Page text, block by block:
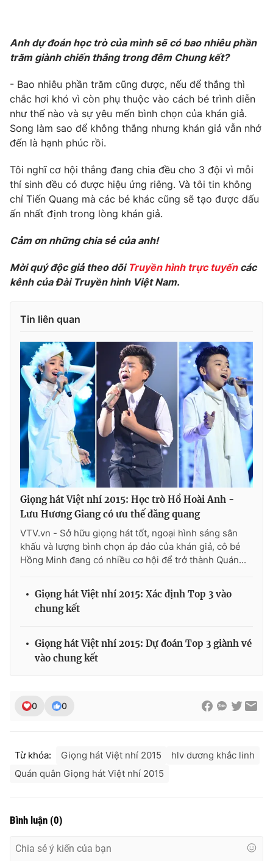
Anh dự đoán học trò của mình sẽ có bao nhiêu phần
trăm giành chiến thắng trong đêm Chung kết?
- Bao nhiêu phần trăm cũng được, nếu để thắng thì
chắc hơi khó vì còn phụ thuộc vào cách bé trình diễn
như thế nào và sự yêu mến bình chọn của khán giả.
Song làm sao để không thắng nhưng khán giả vẫn nhớ
đến là hạnh phúc rồi.
Tôi nghĩ cơ hội thắng đang chia đều cho 3 đội vì mỗi
thí sinh đều có được hiệu ứng riêng. Và tôi tin không
chỉ Tiến Quang mà các bé khác cũng sẽ tạo được dấu
ấn nhất định trong lòng khán giả.
Cảm ơn những chia sẻ của anh!
Mời quý độc giả theo dõi Truyền hình trực tuyếncác
kênh của Đài Truyền hình Việt Nam.
Tin liên quan
Giọng hát Việt nhí 2015: Học trò Hồ Hoài Anh -
Lưu Hương Giang có ưu thế đăng quang
VTV.vn - Sở hữu giọng hát tốt, ngoại hình sáng sân
khấu và lượng bình chọn áp đảo của khán giả, cô bé
Hồng Minh đang có nhiều cơ hội để trở thành Quán...
Giọng hát Việt nhí 2015: Xác định Top 3 vào
chung kết
Giọng hát Việt nhí 2015: Dự đoán Top 3 giành vé
vào chung kết
0 0
Từ khóa: Giọng hát Việt nhí 2015
hlv dương khắc linh
Quán quân Giọng hát Việt nhí 2015
Bình luận (0)